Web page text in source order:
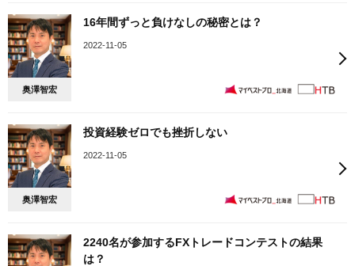
奥澤智宏
16年間ずっと負けなしの秘密とは？
2022-11-05
奥澤智宏
投資経験ゼロでも挫折しない
2022-11-05
2240名が参加するFXトレードコンテストの結果
は？